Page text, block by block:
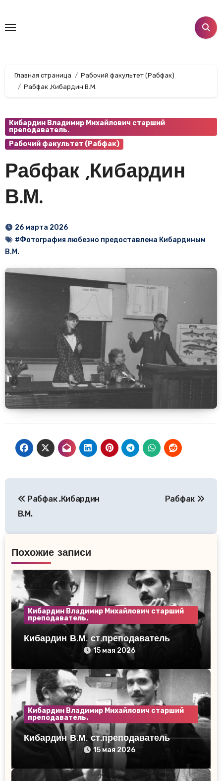
содержанию
Главная страница
Рабочий факультет (Рабфак)
Рабфак ,Кибардин В.М.
Кибардин Владимир Михайлович старший
преподаватель.
Рабочий факультет (Рабфак)
Рабфак ,Кибардин
В.М.
26 марта 2026
#Фотография любезно предоставлена Кибардиным
В.М.
по
записям
Рабфак ,Кибардин
В.М.
Рабфак
Похожие записи
Кибардин Владимир Михайлович старший
преподаватель.
Кибардин В.М. ст.преподаватель
15 мая 2026
Кибардин Владимир Михайлович старший
преподаватель.
Кибардин В.М. ст.преподаватель
15 мая 2026